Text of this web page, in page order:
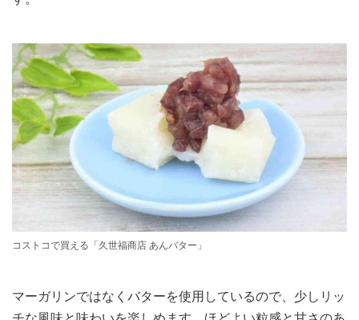
コストコで買える「久世福商店 あんバター」
マーガリンではなくバターを使用しているので、少しリッ